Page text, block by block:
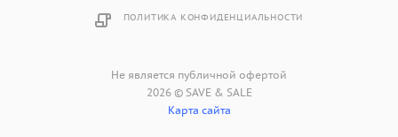
ПОЛИТИКА КОНФИДЕНЦИАЛЬНОСТИ
Не является публичной офертой
2026 © SAVE & SALE
Карта сайта